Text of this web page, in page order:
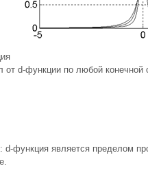
от d-функции по любой
d-функция является пределом